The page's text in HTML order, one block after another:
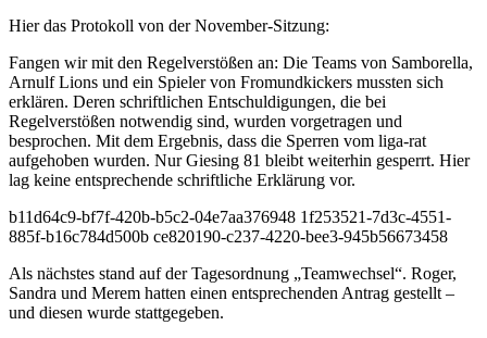
Hier das Protokoll von der November-Sitzung:
Fangen wir mit den Regelverstößen an: Die Teams von Samborella,
Arnulf Lions und ein Spieler von Fromundkickers mussten sich
erklären. Deren schriftlichen Entschuldigungen, die bei
Regelverstößen notwendig sind, wurden vorgetragen und
besprochen. Mit dem Ergebnis, dass die Sperren vom liga-rat
aufgehoben wurden. Nur Giesing 81 bleibt weiterhin gesperrt. Hier
lag keine entsprechende schriftliche Erklärung vor.
b11d64c9-bf7f-420b-b5c2-04e7aa376948 1f253521-7d3c-4551-
885f-b16c784d500b ce820190-c237-4220-bee3-945b56673458
Als nächstes stand auf der Tagesordnung „Teamwechsel“. Roger,
Sandra und Merem hatten einen entsprechenden Antrag gestellt –
und diesen wurde stattgegeben.